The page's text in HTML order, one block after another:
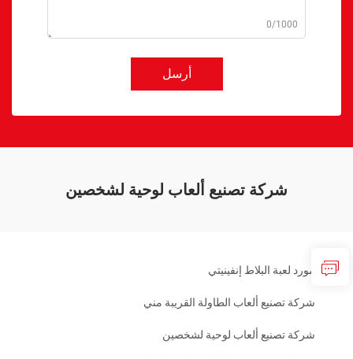
0/1000
أرسل
شركة تصنيع ألعاب لوحية لشخصين
مورد لعبة البلاط إنفينيتي
شركة تصنيع ألعاب الطاولة القريبة مني
شركة تصنيع ألعاب لوحية لشخصين